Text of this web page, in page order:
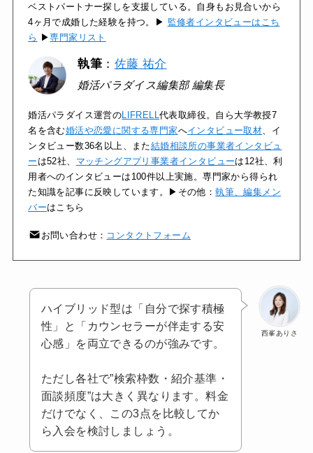
ベストパートナー探しを支援している。自身もお見合いから
4ヶ月で成婚した経験を持つ。▶ 監修者インタビューはこち
ら ▶専門家リスト
執筆 ： 佐藤 祐介
婚活パラダイス編集部 編集長
婚活パラダイス運営のLIFRELL代表取締役。自ら大学教授7
名を含む婚活や恋愛に関する専門家へインタビュー取材、イ
ンタビュー数36名以上、また結婚相談所の事業者インタビュ
ー は52社、 マッチングアプリ事業者インタビューは12社、利
用者へのインタビューは100件以上実施。専門家から得られ
た知識を記事に反映しています。▶その他：執筆、編集メン
バーはこちら
お問い合わせ： コンタクトフォーム
西峯ありさ
ハイブリッド型は「自分で探す積極
性」と「カウンセラーが伴走する安
心感」を両立できるのが強みです。
ただし各社で”検索枠数・紹介基準・
面談頻度”は大きく異なります。料金
だけでなく、この3点を比較してか
ら入会を検討しましょう。